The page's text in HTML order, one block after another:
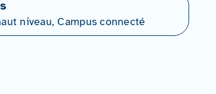
niveau, Campus connecté